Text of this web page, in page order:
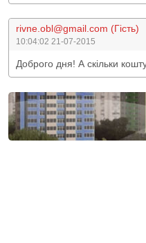
rivne.obl@gmail.com (Гість)
10:04:02 21-07-2015
Доброго дня! А скільки